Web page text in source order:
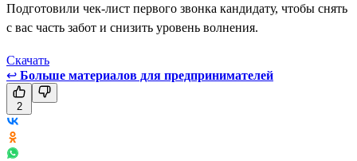
Подготовили чек-лист первого звонка кандидату, чтобы снять
с вас часть забот и снизить уровень волнения.
Скачать
↩ Больше материалов для предпринимателей
2